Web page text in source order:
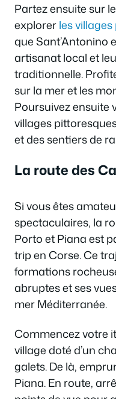
Partez ensuite sur
explorerles
que Sant’Antonino
artisanat local et
traditionnelle.
sur la mer et les
Poursuivez ensuite
villages
et des sentiers de
La route des
Si vous êtes
spectaculaires, la
Porto et Piana est
trip en Corse. Ce
formations
abruptes et ses
mer Méditerranée.
Commencez votre
village doté d’un
galets. De là,
Piana. En route,